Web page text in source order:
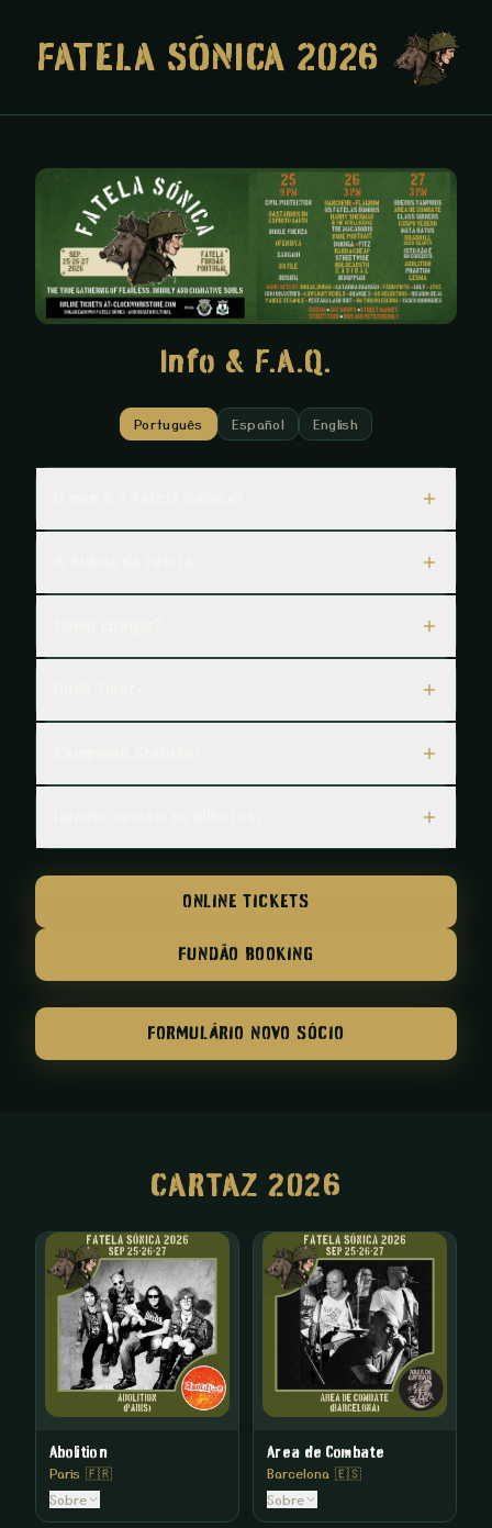
FATELA SÓNICA 2026
Info & F.A.Q.
Português Español English
ONLINE TICKETS
FUNDÃO BOOKING
FORMULÁRIO NOVO SÓCIO
CARTAZ 2026
Abolition
Paris 🇫🇷
Sobre
Area de Combate
Barcelona 🇪🇸
Sobre